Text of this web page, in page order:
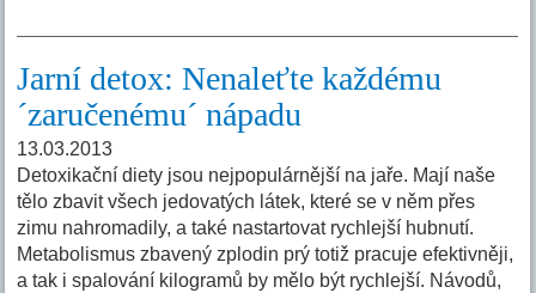
Jarní detox: Nenaleťte každému
´zaručenému´ nápadu
13.03.2013
Detoxikační diety jsou nejpopulárnější na jaře. Mají naše
tělo zbavit všech jedovatých látek, které se v něm přes
zimu nahromadily, a také nastartovat rychlejší hubnutí.
Metabolismus zbavený zplodin prý totiž pracuje efektivněji,
a tak i spalování kilogramů by mělo být rychlejší. Návodů,